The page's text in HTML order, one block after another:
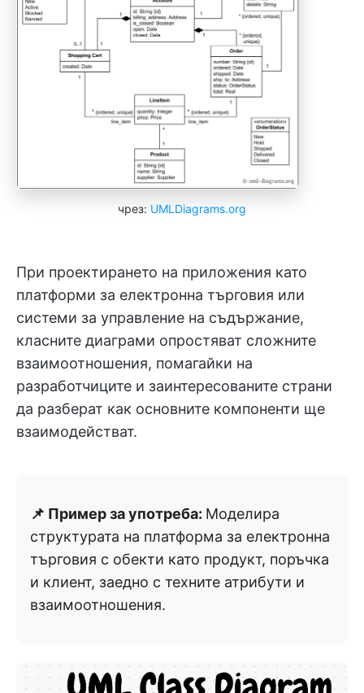
чрез: UMLDiagrams.org
При проектирането на приложения като
платформи за електронна търговия или
системи за управление на съдържание,
класните диаграми опростяват сложните
взаимоотношения, помагайки на
разработчиците и заинтересованите страни
да разберат как основните компоненти ще
взаимодействат.
📌 Пример за употреба: Моделира
структурата на платформа за електронна
търговия с обекти като продукт, поръчка
и клиент, заедно с техните атрибути и
взаимоотношения.